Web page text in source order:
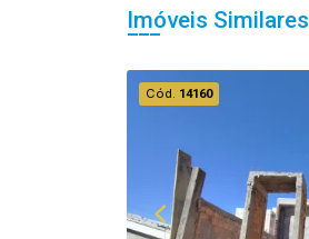
Imóveis Similares
Cód. 14160